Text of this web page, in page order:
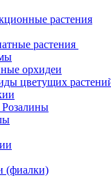
растения
растения
орхидеи
цветущих
Розалины
(фиалки)